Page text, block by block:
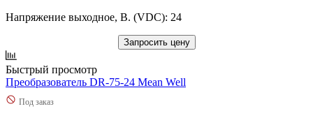
Напряжение выходное, В. (VDC): 24
Запросить цену
Быстрый просмотр
Преобразователь DR-75-24 Mean Well
Под заказ